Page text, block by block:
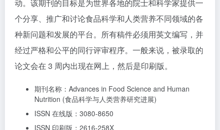
动。该期刊的目标是为世界各地的院士和科学家提供一
个分享、推广和讨论食品科学和人类营养不同领域的各
种新问题和发展的平台。所有稿件必须用英文编写，并
经过严格和公平的同行评审程序。一般来说，被录取的
论文会在 3 周内出现在网上，然后是印刷版。
期刊名称：Advances in Food Science and Human
Nutrition (食品科学与人类营养研究进展)
ISSN 在线版：3080-8650
ISSN 印刷版：2616-258X